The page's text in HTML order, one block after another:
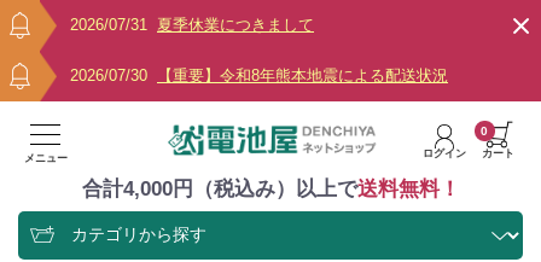
2026/07/31 夏季休業につきまして
2026/07/30 【重要】令和8年熊本地震による配送状況
メニュー ログイン カート
0
合計4,000円（税込み）以上で送料無料！